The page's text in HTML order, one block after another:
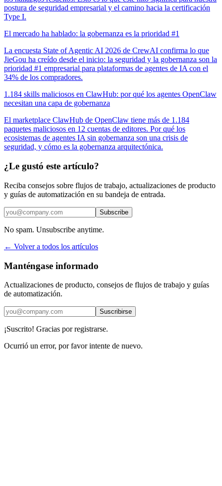
postura de seguridad empresarial y el camino hacia la certificación
Type I.
El mercado ha hablado: la gobernanza es la prioridad #1
La encuesta State of Agentic AI 2026 de CrewAI confirma lo que
JieGou ha creído desde el inicio: la seguridad y la gobernanza son la
prioridad #1 empresarial para plataformas de agentes de IA con el
34% de los compradores.
1.184 skills maliciosos en ClawHub: por qué los agentes OpenClaw
necesitan una capa de gobernanza
El marketplace ClawHub de OpenClaw tiene más de 1.184
paquetes maliciosos en 12 cuentas de editores. Por qué los
ecosistemas de agentes IA sin gobernanza son una crisis de
seguridad, y cómo es la gobernanza arquitectónica.
¿Le gustó este artículo?
Reciba consejos sobre flujos de trabajo, actualizaciones de producto
y guías de automatización en su bandeja de entrada.
Subscribe
No spam. Unsubscribe anytime.
← Volver a todos los artículos
Manténgase informado
Actualizaciones de producto, consejos de flujos de trabajo y guías
de automatización.
Suscribirse
¡Suscrito! Gracias por registrarse.
Ocurrió un error, por favor intente de nuevo.